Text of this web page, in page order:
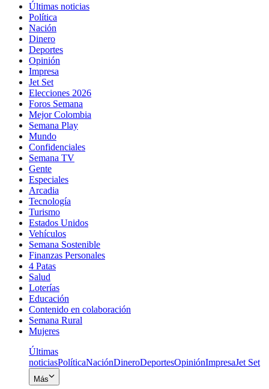
Últimas noticias
Política
Nación
Dinero
Deportes
Opinión
Impresa
Jet Set
Elecciones 2026
Foros Semana
Mejor Colombia
Semana Play
Mundo
Confidenciales
Semana TV
Gente
Especiales
Arcadia
Tecnología
Turismo
Estados Unidos
Vehículos
Semana Sostenible
Finanzas Personales
4 Patas
Salud
Loterías
Educación
Contenido en colaboración
Semana Rural
Mujeres
Últimas
noticiasPolíticaNaciónDineroDeportesOpiniónImpresaJet Set
Más